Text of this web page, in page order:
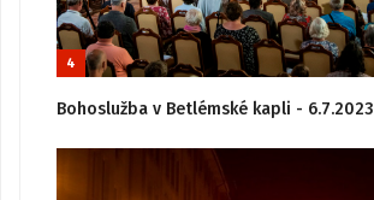
4
Bohoslužba v Betlémské kapli - 6.7.2023